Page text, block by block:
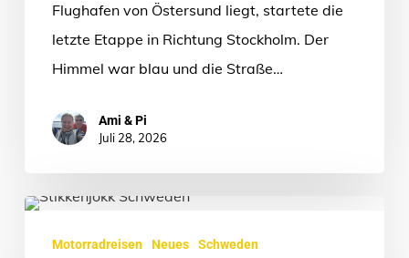
Flughafen von Östersund liegt, startete die
letzte Etappe in Richtung Stockholm. Der
Himmel war blau und die Straße…
Ami & Pi
Juli 28, 2026
Von
HaradsMotorradreisen Neues Schweden